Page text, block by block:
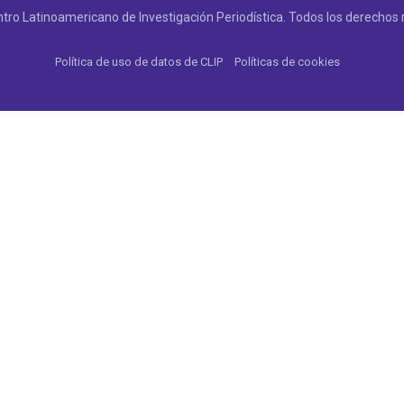
Latinoamericano de Investigación Periodística. Todos los derechos
Política de uso de datos de CLIP Políticas de cookies